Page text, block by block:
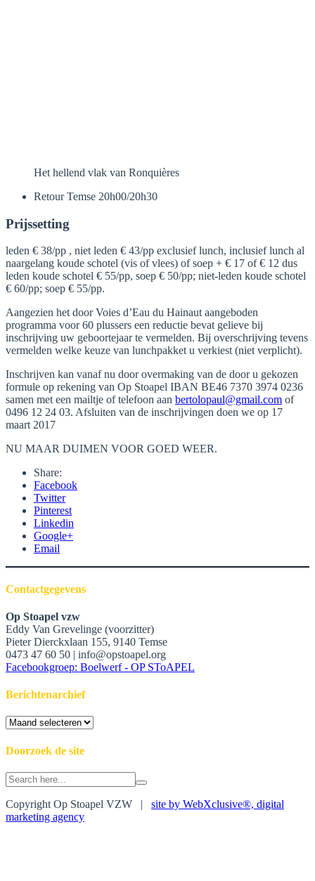
Het hellend vlak van Ronquières
Retour Temse 20h00/20h30
Prijssetting
leden € 38/pp , niet leden € 43/pp exclusief lunch, inclusief lunch al
naargelang koude schotel (vis of vlees) of soep + € 17 of € 12 dus
leden koude schotel € 55/pp, soep € 50/pp; niet-leden koude schotel
€ 60/pp; soep € 55/pp.
Aangezien het door Voies d’Eau du Hainaut aangeboden
programma voor 60 plussers een reductie bevat gelieve bij
inschrijving uw geboortejaar te vermelden. Bij overschrijving tevens
vermelden welke keuze van lunchpakket u verkiest (niet verplicht).
Inschrijven kan vanaf nu door overmaking van de door u gekozen
formule op rekening van Op Stoapel IBAN BE46 7370 3974 0236
samen met een mailtje of telefoon aan bertolopaul@gmail.com of
0496 12 24 03. Afsluiten van de inschrijvingen doen we op 17
maart 2017
NU MAAR DUIMEN VOOR GOED WEER.
Share:
Facebook
Twitter
Pinterest
Linkedin
Google+
Email
Contactgegevens
Op Stoapel vzw
Eddy Van Grevelinge (voorzitter)
Pieter Dierckxlaan 155, 9140 Temse
0473 47 60 50 | info@opstoapel.org
Facebookgroep: Boelwerf - OP SToAPEL
Berichtenarchief
Berichtenarchief
Doorzoek de site
Search
for:
Copyright Op Stoapel VZW | site by WebXclusive®, digital
marketing agency